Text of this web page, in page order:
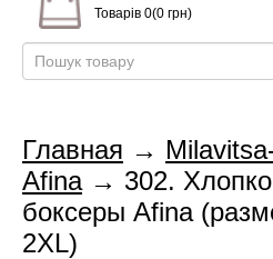
Товарів 0(0 грн)
Главная →
Afina→ 302.
боксеры Afina
2XL)